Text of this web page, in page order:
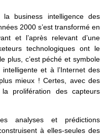
business intelligence des
2000 s’est transformé en
et l’après relevant d’une
technologiques ont le
plus, c’est péché et symbole
et à l’Internet des
mieux ! Certes, avec des
prolifération des capteurs
analyses et prédictions
à elles-seules des